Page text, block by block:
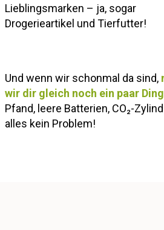
Lieblingsmarken – ja, sogar
Drogerieartikel und Tierfutter!
Und wenn wir schonmal da sind,
wir dir gleich noch ein paar
Pfand, leere Batterien, CO₂-
alles kein Problem!